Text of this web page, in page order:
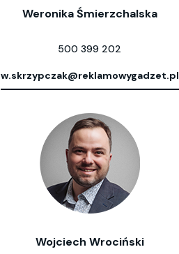
Weronika Śmierzchalska
500 399 202
w.skrzypczak@reklamowygadzet.pl
Wojciech Wrociński